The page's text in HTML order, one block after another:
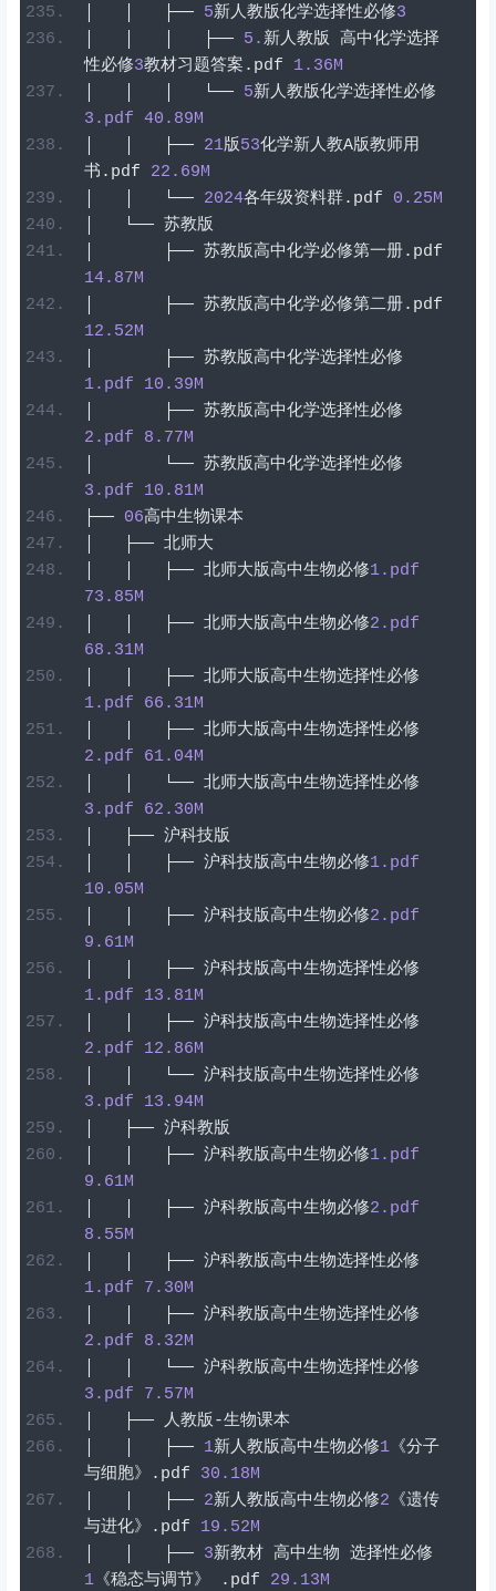
├── 5新人教版化学选择性必修3
├── 5 .新人教版
高中化学选择
性必修3教材习题答案 . pdf 1.36M
└── 5新人教版化学选择性必修
3 .pdf 40.89M
├── 21版53化学新人教A版教师用
书 . pdf 22.69M
└── 2024各年级资料群. pdf 0.25M
└── 苏教版
├── 苏教版高中化学必修第一册. pdf
14.87M
├── 苏教版高中化学必修第二册. pdf
12.52M
├── 苏教版高中化学选择性必修
1.pdf 10.39M
├── 苏教版高中化学选择性必修
2 .pdf 8.77M
└── 苏教版高中化学选择性必修
3 .pdf 10.81M
├──
06高中生物课本
├── 北师大
├── 北师大版高中生物必修1.pdf
73.85M
├── 北师大版高中生物必修2 .pdf
68.31M
├── 北师大版高中生物选择性必修
1.pdf 66.31M
├── 北师大版高中生物选择性必修
2 .pdf 61.04M
└── 北师大版高中生物选择性必修
3 .pdf 62.30M
├── 沪科技版
├── 沪科技版高中生物必修1.pdf
10.05M
├── 沪科技版高中生物必修2 .pdf
9.61M
├── 沪科技版高中生物选择性必修
1.pdf 13.81M
├── 沪科技版高中生物选择性必修
2 .pdf 12.86M
└── 沪科技版高中生物选择性必修
3 .pdf 13.94M
├── 沪科教版
├── 沪科教版高中生物必修1.pdf
9.61M
├── 沪科教版高中生物必修2 .pdf
8.55M
├── 沪科教版高中生物选择性必修
1.pdf 7.30M
├── 沪科教版高中生物选择性必修
2 .pdf 8.32M
└── 沪科教版高中生物选择性必修
3 .pdf 7.57M
├──
人教版-生物课本
├── 1新人教版高中生物必修1《分子
与细胞》
. pdf 30.18M
├── 2新人教版高中生物必修2 《遗传
与进化》
. pdf 19.52M
├── 3新教材 高中生物 选择性必修
1《稳态与调节》 . pdf 29.13M